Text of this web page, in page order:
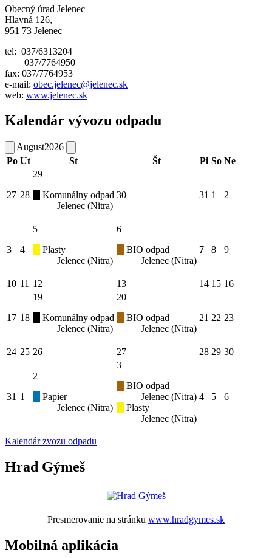
Obecný úrad Jelenec
Hlavná 126,
951 73 Jelenec
tel: 037/6313204
037/7764950
fax: 037/7764953
e-mail: obec.jelenec@jelenec.sk
web: www.jelenec.sk
Kalendár vývozu odpadu
August2026
Po Ut St Št Pi So Ne
27 28
29
Komunálny odpad
Jelenec (Nitra)
30 31 1 2
3 4
5
Plasty
Jelenec (Nitra)
6
BIO odpad
Jelenec (Nitra)
7 8 9
10 11 12 13 14 15 16
17 18
19
Komunálny odpad
Jelenec (Nitra)
20
BIO odpad
Jelenec (Nitra)
21 22 23
24 25 26 27 28 29 30
31 1
2
Papier
Jelenec (Nitra)
3
BIO odpad
Jelenec (Nitra)
Plasty
Jelenec (Nitra)
4 5 6
Kalendár zvozu odpadu
Hrad Gýmeš
Presmerovanie na stránku www.hradgymes.sk
Mobilná aplikácia